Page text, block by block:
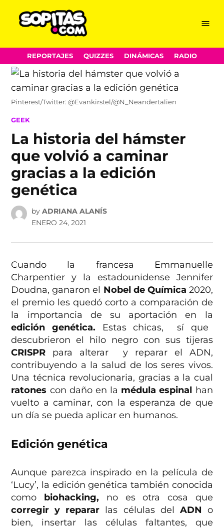
Skip
to
content
Menu
REPORTAJES QUIZZES DINÁMICAS RADIO
Pinterest/Twitter: @Evankirstel/@N_Neandertalien
POSTED
GEEK
La historia del hámster
que volvió a caminar
gracias a la edición
genética
by ADRIANA ALANÍS
ENERO 24, 2021
Cuando la francesa Emmanuelle
Charpentier y la estadounidense Jennifer
Doudna, ganaron el Nobel de Química 2020,
el premio les quedó corto a comparación de
la importancia de su aportación en la
edición genética. Estas chicas, sí que
descubrieron el hilo negro con sus tijeras
CRISPR para alterar y reparar el ADN,
contribuyendo a la salud de los seres vivos.
Una técnica revolucionaria, gracias a la cual
ratones con daño en la médula espinal han
vuelto a caminar, con la esperanza de que
un día se pueda aplicar en humanos.
Edición genética
Aunque parezca inspirado en la película de
‘Lucy’, la edición genética también conocida
como biohacking, no es otra cosa que
corregir y reparar las células del ADN o
bien, insertar las células faltantes, que